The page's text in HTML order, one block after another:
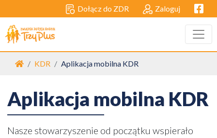
Dołącz do ZDR Zaloguj
Strona główna
KDR Aplikacja mobilna KDR
Aplikacja mobilna KDR
Nasze stowarzyszenie od początku wspierało